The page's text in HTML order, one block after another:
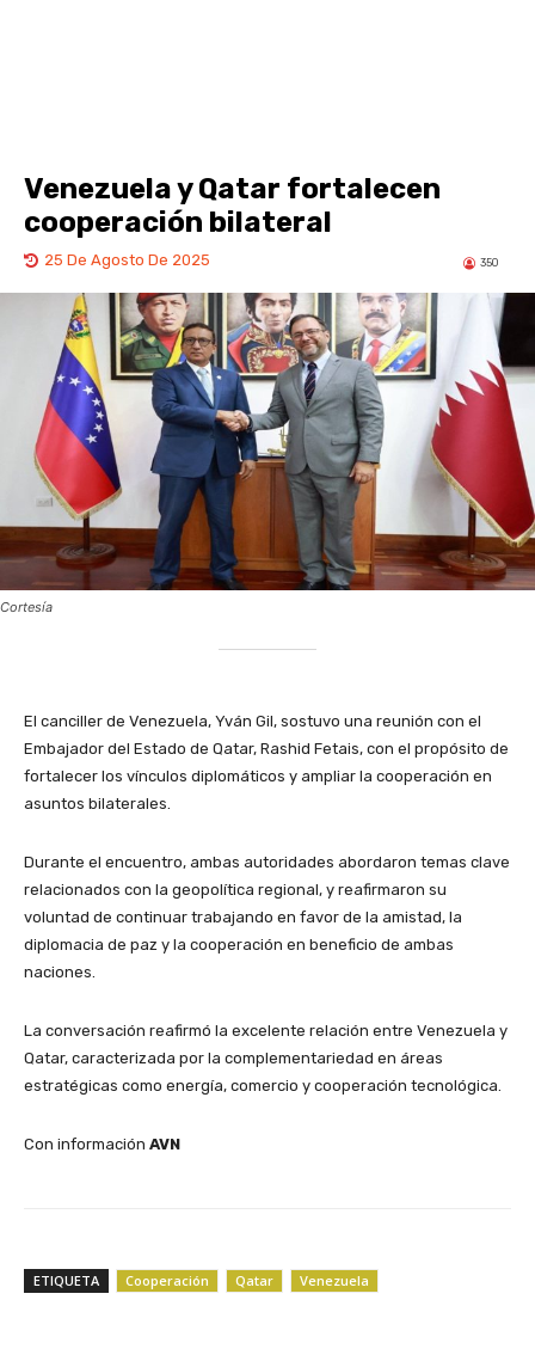
Venezuela y Qatar fortalecen
cooperación bilateral
25 De Agosto De 2025 350
Cortesía
El canciller de Venezuela, Yván Gil, sostuvo una reunión con el
Embajador del Estado de Qatar, Rashid Fetais, con el propósito de
fortalecer los vínculos diplomáticos y ampliar la cooperación en
asuntos bilaterales.
Durante el encuentro, ambas autoridades abordaron temas clave
relacionados con la geopolítica regional, y reafirmaron su
voluntad de continuar trabajando en favor de la amistad, la
diplomacia de paz y la cooperación en beneficio de ambas
naciones.
La conversación reafirmó la excelente relación entre Venezuela y
Qatar, caracterizada por la complementariedad en áreas
estratégicas como energía, comercio y cooperación tecnológica.
Con información AVN
ETIQUETA Cooperación Qatar Venezuela